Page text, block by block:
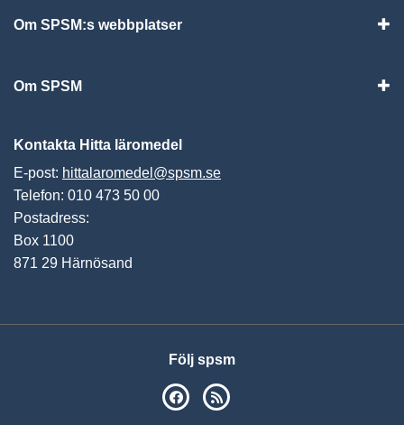
Om SPSM:s webbplatser
Om SPSM
Kontakta Hitta läromedel
E-post: hittalaromedel@spsm.se
Telefon: 010 473 50 00
Postadress:
Box 1100
871 29 Härnösand
Följ spsm
SPSM på Facebook